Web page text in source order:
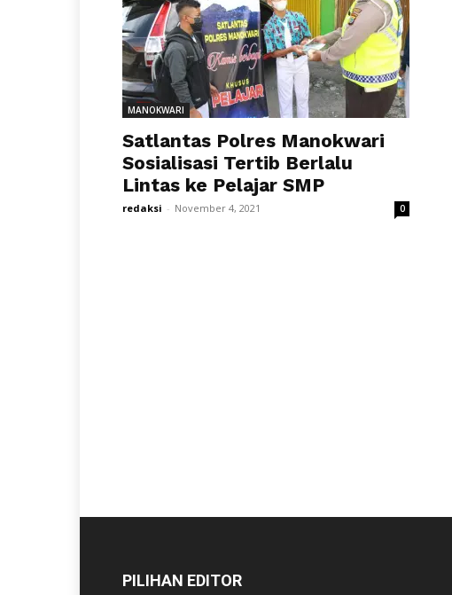
MANOKWARI
Satlantas Polres Manokwari
Sosialisasi Tertib Berlalu
Lintas ke Pelajar SMP
redaksi - November 4, 2021 0
PILIHAN EDITOR